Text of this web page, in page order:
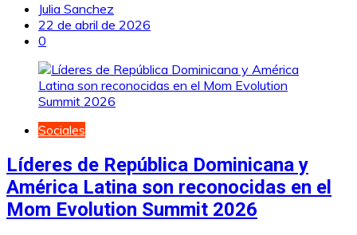
Julia Sanchez
22 de abril de 2026
0
Sociales
Líderes de República Dominicana y
América Latina son reconocidas en el
Mom Evolution Summit 2026